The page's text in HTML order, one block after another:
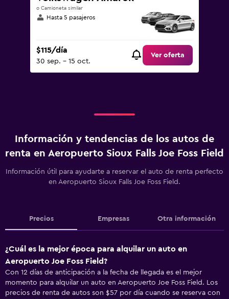
o Camioneta similar
Hasta 5 pasajeros
$115/día
30 sep. - 15 oct.
Ver oferta
Información y tendencias de los autos de
renta en Aeropuerto Sioux Falls Joe Foss Field
Información útil para ayudarte a reservar el auto de renta perfecto
en Aeropuerto Sioux Falls Joe Foss Field.
Precios Empresas Otra información
¿Cuál es la mejor época para alquilar un auto en
Aeropuerto Joe Foss Field?
Con 12 días de anticipación a la fecha de llegada es el mejor
momento para alquilar un auto en Aeropuerto Joe Foss Field. Los
precios de renta de autos son $57 por día cuando se reserva con